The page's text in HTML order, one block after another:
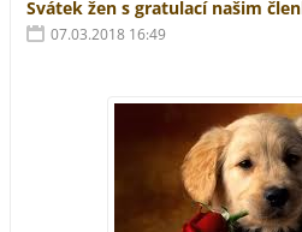
Svátek žen s gratulací našim
07.03.2018 16:49